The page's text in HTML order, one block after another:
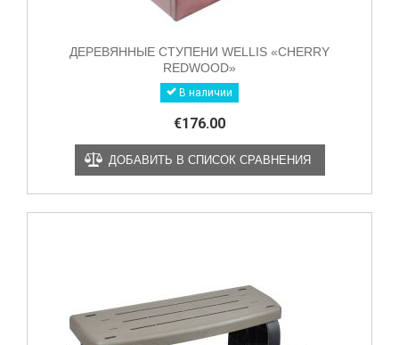
ДЕРЕВЯННЫЕ СТУПЕНИ WELLIS «CHERRY
REDWOOD»
В наличии
€176.00
ДОБАВИТЬ В СПИСОК СРАВНЕНИЯ